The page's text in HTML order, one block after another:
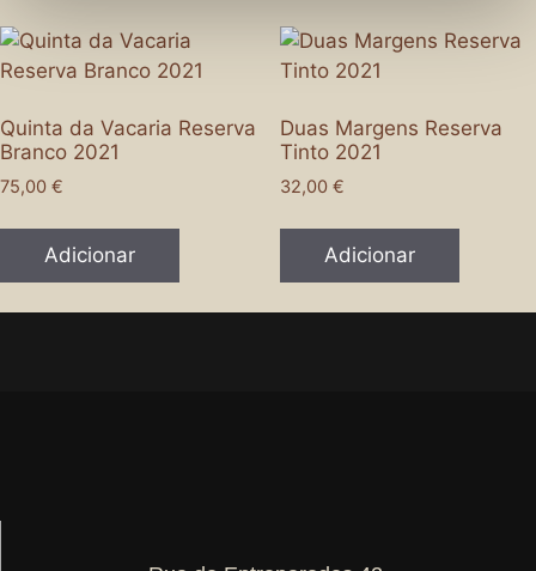
Quinta da Vacaria Reserva
Branco 2021
75,00 €
Adicionar
Duas Margens Reserva
Tinto 2021
32,00 €
Adicionar